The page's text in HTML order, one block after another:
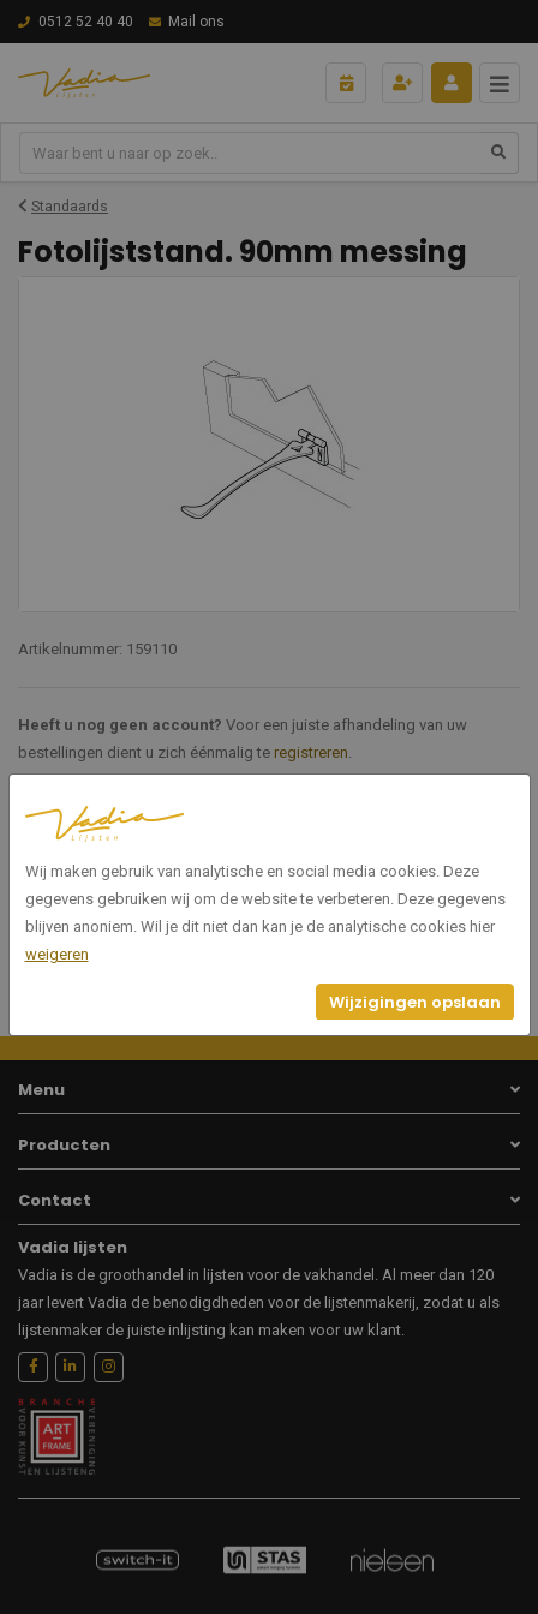
0512 52 40 40 Mail ons
Standaards
Fotolijststand. 90mm messing
Artikelnummer: 159110
Heeft u nog geen account? Voor een juiste afhandeling van uw
bestellingen dient u zich éénmalig te registreren.
Specificaties
Artikelnummer 159110
Menu
Producten
Contact
Vadia lijsten
Vadia is de groothandel in lijsten voor de vakhandel. Al meer dan 120
jaar levert Vadia de benodigdheden voor de lijstenmakerij, zodat u als
lijstenmaker de juiste inlijsting kan maken voor uw klant.
Wij maken gebruik van analytische en social media cookies. Deze
gegevens gebruiken wij om de website te verbeteren. Deze gegevens
blijven anoniem. Wil je dit niet dan kan je de analytische cookies hier
weigeren
Wijzigingen opslaan